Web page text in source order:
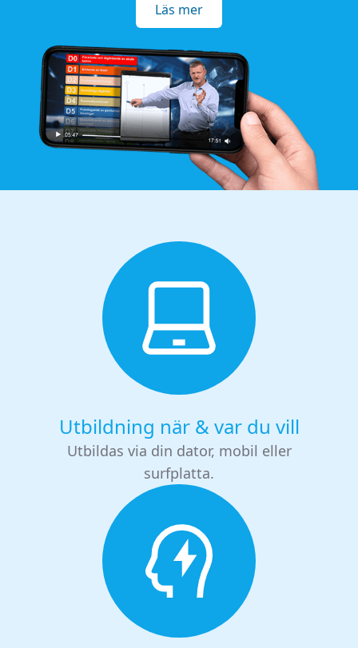
Läs mer
Utbildning när & var du vill
Utbildas via din dator, mobil eller
surfplatta.